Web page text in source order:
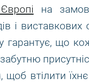
на
і виставкових
гарантує, що
втілити